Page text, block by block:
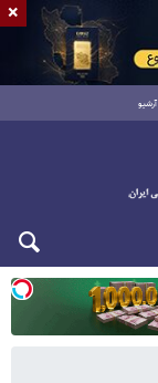
آرشیو
×